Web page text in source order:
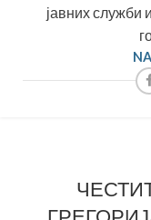
јавних служби